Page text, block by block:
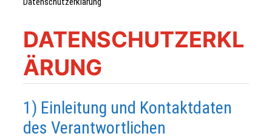
DATENSCHUTZERKL
ÄRUNG
1) Einleitung und Kontaktdaten
des Verantwortlichen